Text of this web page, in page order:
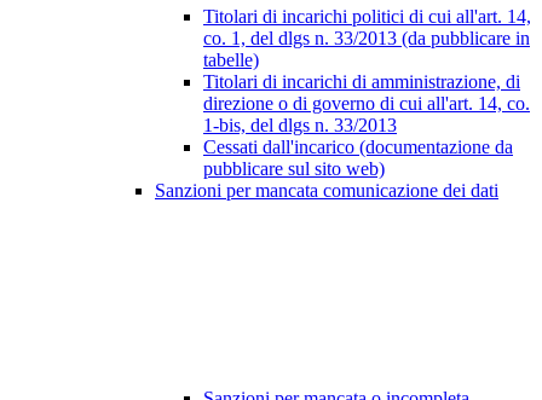
Titolari di incarichi politici di cui all'art. 14,
co. 1, del dlgs n. 33/2013 (da pubblicare in
tabelle)
Titolari di incarichi di amministrazione, di
direzione o di governo di cui all'art. 14, co.
1-bis, del dlgs n. 33/2013
Cessati dall'incarico (documentazione da
pubblicare sul sito web)
Sanzioni per mancata comunicazione dei dati